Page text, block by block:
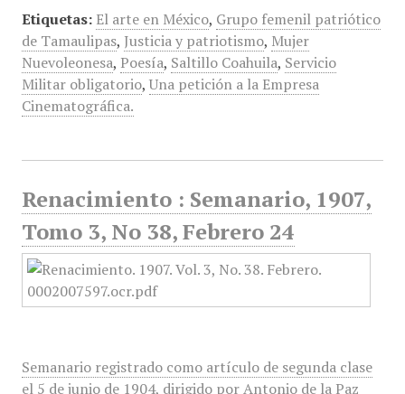
Etiquetas: El arte en México, Grupo femenil patriótico
de Tamaulipas, Justicia y patriotismo, Mujer
Nuevoleonesa, Poesía, Saltillo Coahuila, Servicio
Militar obligatorio, Una petición a la Empresa
Cinematográfica.
Renacimiento : Semanario, 1907,
Tomo 3, No 38, Febrero 24
Semanario registrado como artículo de segunda clase
el 5 de junio de 1904, dirigido por Antonio de la Paz